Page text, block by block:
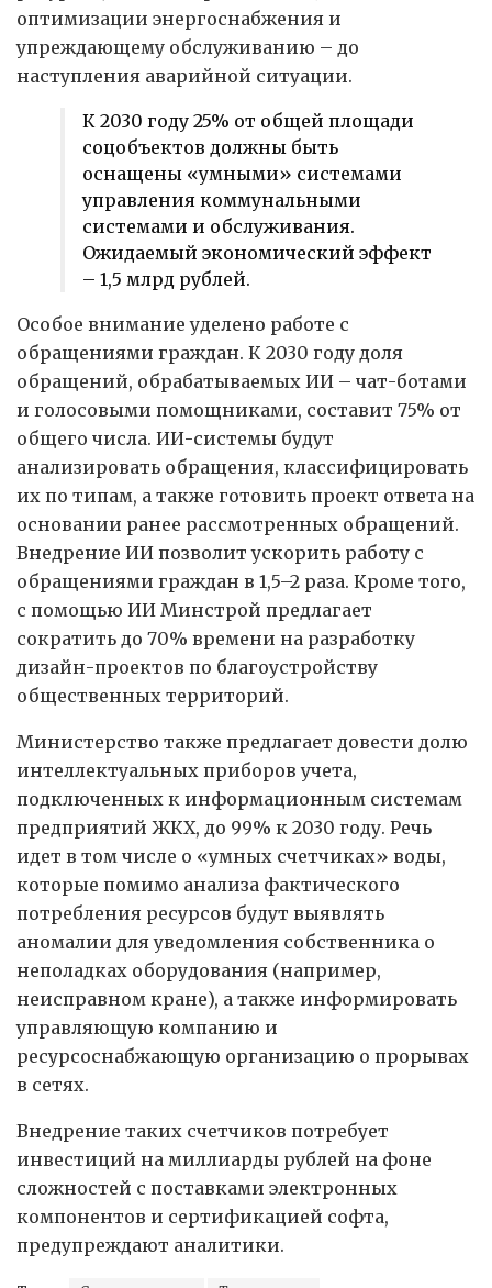
оптимизации энергоснабжения и
упреждающему обслуживанию – до
наступления аварийной ситуации.
К 2030 году 25% от общей площади
соцобъектов должны быть
оснащены «умными» системами
управления коммунальными
системами и обслуживания.
Ожидаемый экономический эффект
– 1,5 млрд рублей.
Особое внимание уделено работе с
обращениями граждан. К 2030 году доля
обращений, обрабатываемых ИИ – чат-ботами
и голосовыми помощниками, составит 75% от
общего числа. ИИ-системы будут
анализировать обращения, классифицировать
их по типам, а также готовить проект ответа на
основании ранее рассмотренных обращений.
Внедрение ИИ позволит ускорить работу с
обращениями граждан в 1,5–2 раза. Кроме того,
с помощью ИИ Минстрой предлагает
сократить до 70% времени на разработку
дизайн-проектов по благоустройству
общественных территорий.
Министерство также предлагает довести долю
интеллектуальных приборов учета,
подключенных к информационным системам
предприятий ЖКХ, до 99% к 2030 году. Речь
идет в том числе о «умных счетчиках» воды,
которые помимо анализа фактического
потребления ресурсов будут выявлять
аномалии для уведомления собственника о
неполадках оборудования (например,
неисправном кране), а также информировать
управляющую компанию и
ресурсоснабжающую организацию о прорывах
в сетях.
Внедрение таких счетчиков потребует
инвестиций на миллиарды рублей на фоне
сложностей с поставками электронных
компонентов и сертификацией софта,
предупреждают аналитики.